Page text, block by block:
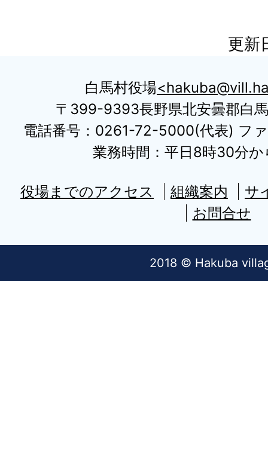
更新
白馬村役場
〒399-9393長野県北安曇郡白
電話番号：0261-72-5000(代表) フ
業務時間：平日8時30分か
役場までのアクセス 組織案内
サ
お問合せ
2018 © Hakuba